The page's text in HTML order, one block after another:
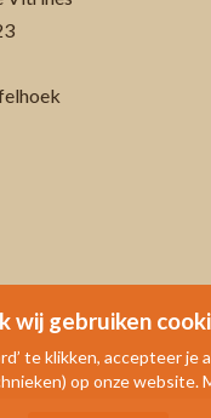
wij gebruiken
te klikken, accepteer je
op onze website.